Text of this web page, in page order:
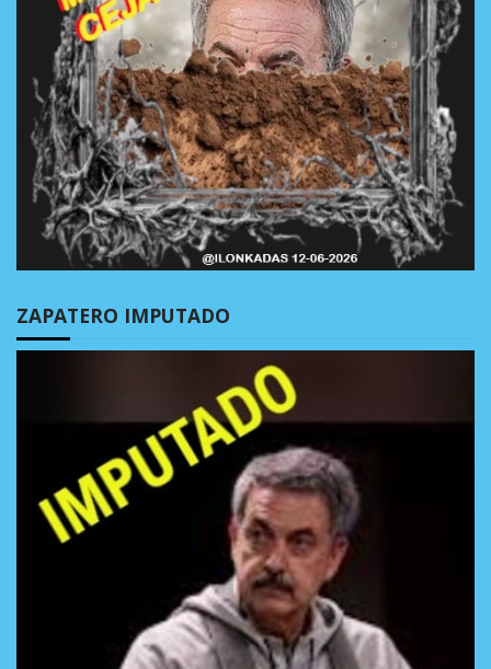
ZAPATERO IMPUTADO